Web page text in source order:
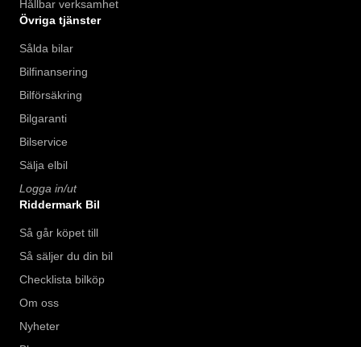
Hållbar verksamhet
Övriga tjänster
Sålda bilar
Bilfinansering
Bilförsäkring
Bilgaranti
Bilservice
Sälja elbil
Logga in/ut
Riddermark Bil
Så går köpet till
Så säljer du din bil
Checklista bilköp
Om oss
Nyheter